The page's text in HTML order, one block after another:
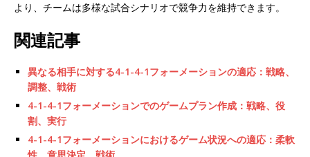
より、チームは多様な試合シナリオで競争力を維持できます。
関連記事
異なる相手に対する4-1-4-1フォーメーションの適応：戦略、
調整、戦術
4-1-4-1フォーメーションでのゲームプラン作成：戦略、役
割、実行
4-1-4-1フォーメーションにおけるゲーム状況への適応：柔軟